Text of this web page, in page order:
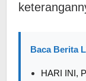
Baca Berita
HARI INI,